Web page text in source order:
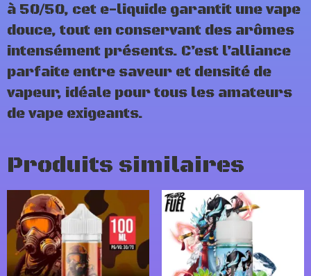
à 50/50, cet e-liquide garantit une vape
douce, tout en conservant des arômes
intensément présents. C’est l’alliance
parfaite entre saveur et densité de
vapeur, idéale pour tous les amateurs
de vape exigeants.
Produits similaires